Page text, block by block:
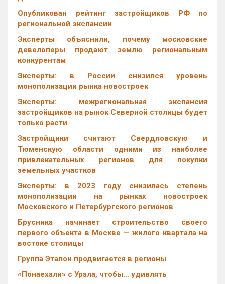
Опубликован рейтинг застройщиков РФ по
региональной экспансии
Эксперты объяснили, почему московские
девелоперы продают землю региональным
конкурентам
Эксперты: в России снизился уровень
монополизации рынка новостроек
Эксперты: межрегиональная экспансия
застройщиков на рынок Северной столицы будет
только расти
Застройщики считают Свердловскую и
Тюменскую области одними из наиболее
привлекательных регионов для покупки
земельных участков
Эксперты: в 2023 году снизилась степень
монополизации на рынках новостроек
Московского и Петербургского регионов
Брусника начинает строительство своего
первого объекта в Москве — жилого квартала на
востоке столицы
Группа Эталон продвигается в регионы
«Понаехали» с Урала, чтобы… удивлять